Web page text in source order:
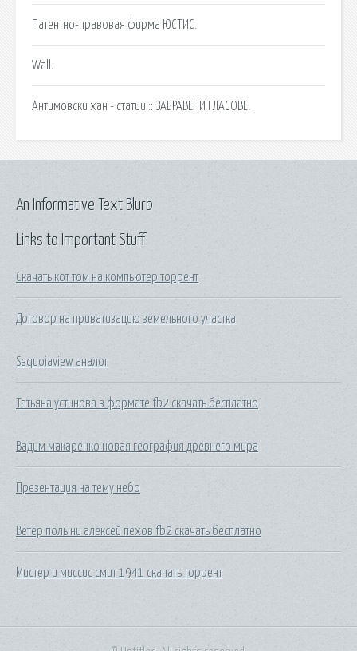
Патентно-правовая фирма ЮСТИС.
Wall.
Антимовски хан - статии :: ЗАБРАВЕНИ ГЛАСОВЕ.
Links to Important Stuff
Скачать кот том на компьютер торрент
Договор на приватизацию земельного участка
Sequoiaview аналог
Татьяна устинова в формате fb2 скачать бесплатно
Вадим макаренко новая география древнего мира
Презентация на тему небо
Ветер полыни алексей пехов fb2 скачать бесплатно
Мистер и миссис смит 1941 скачать торрент
An Informative Text Blurb